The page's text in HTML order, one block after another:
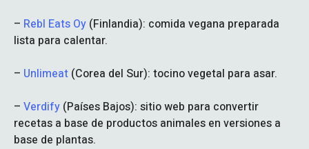
– Rebl Eats Oy (Finlandia): comida vegana preparada
lista para calentar.
– Unlimeat (Corea del Sur): tocino vegetal para asar.
– Verdify (Países Bajos): sitio web para convertir
recetas a base de productos animales en versiones a
base de plantas.